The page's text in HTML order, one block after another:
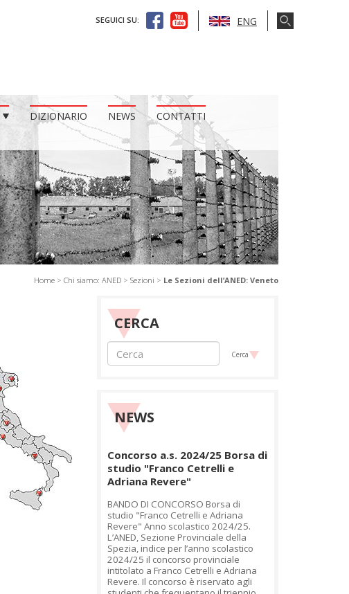
SEGUICI SU: ENG
DIZIONARIO NEWS
CONTATTI
Home > Chi siamo: ANED > Sezioni > Le Sezioni dell’ANED: Veneto
CERCA
Cerca
NEWS
Concorso a.s. 2024/25 Borsa di
studio "Franco Cetrelli e
Adriana Revere"
BANDO DI CONCORSO Borsa di
studio "Franco Cetrelli e Adriana
Revere" Anno scolastico 2024/25.
L’ANED, Sezione Provinciale della
Spezia, indice per l’anno scolastico
2024/25 il concorso provinciale
intitolato a Franco Cetrelli e Adriana
Revere. Il concorso è riservato agli